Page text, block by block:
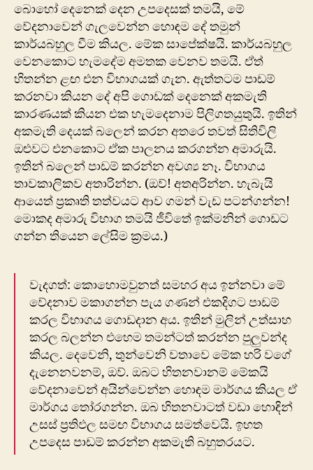
බොහෝ දෙනෙක් දෙන උපදෙසක් තමයි, මේ
වේදනාවෙන් ගැලවෙන්න හොඳම දේ තමුන්
කාර්යබහුල වීම කියල. මේක සාපේක්ෂයි. කාර්යබහුල
වෙනකොට හැමදේම අමතක වෙනව තමයි. ඒත්
හිතන්න ළඟ එන විභාගයක් ගැන. ඇත්තටම පාඩම්
කරනවා කියන දේ අපි ගොඩක් දෙනෙක් අකමැති
කාරණයක් කියන එක හැමදෙනාම පිලිගතයුතුයි. ඉතින්
අකමැති දෙයක් බලෙන් කරන අතරෙ තවත් සිතිවිලි
ඔළුවට එනකොට ඒක පාලනය කරගන්න අමාරුයි.
ඉතින් බලෙන් පාඩම් කරන්න අවශ්‍ය නෑ. විභාගය
තාවකාලිකව අතාරින්න. (ඔව්! අතඅරින්න. හැබැයි
ආයෙත් ප්‍රකෘති තත්වයට ආව ගමන් වැඩ පටන්ගන්න!
මොකද අමාරු විභාග තමයි ජීවිතේ ඉක්මනින් ගොඩට
ගන්න තියෙන ලේසිම ක්‍රමය.)
වැදගත්: කොහොමවුනත් සමහර අය ඉන්නවා මේ
වේදනාව මකාගන්න පැය ගණන් එකදිගට පාඩම්
කරල විභාගය ගොඩදාන අය. ඉතින් මුලින් උත්සාහ
කරල බලන්න එහෙම තමන්ටත් කරන්න පුලුවන්ද
කියල. දෙවෙනි, තුන්වෙනි වතාවෙ මේක හරි වගේ
දැනෙනවනම්, ඔව්. ඔබට හිතනවානම් මේකයි
වේදනාවෙන් අයින්වෙන්න හොඳම මාර්ගය කියල ඒ
මාර්ගය තෝරගන්න. ඔබ හිතනවාටත් වඩා හොඳින්
උසස් ප්‍රතිඵල සමඟ විභාගය සමත්වෙයි. ඉහත
උපදෙස පාඩම් කරන්න අකමැති බහුතරයට.